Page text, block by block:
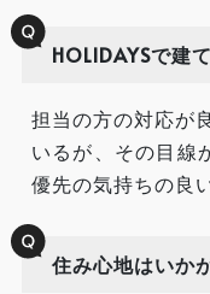
HOLIDAYSで建
担当の方の対応が
いるが、その目線
優先の気持ちの良
住み心地はいか